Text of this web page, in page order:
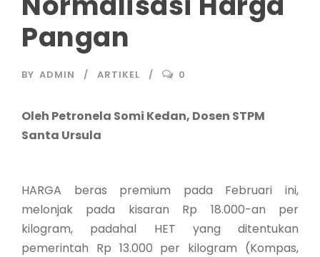
Pangan
BY ADMIN ARTIKEL 0
Oleh Petronela Somi Kedan, Dosen STPM
Santa Ursula
HARGA beras premium pada Februari ini,
melonjak pada kisaran Rp 18.000-an per
kilogram, padahal HET yang ditentukan
pemerintah Rp 13.000 per kilogram (Kompas,